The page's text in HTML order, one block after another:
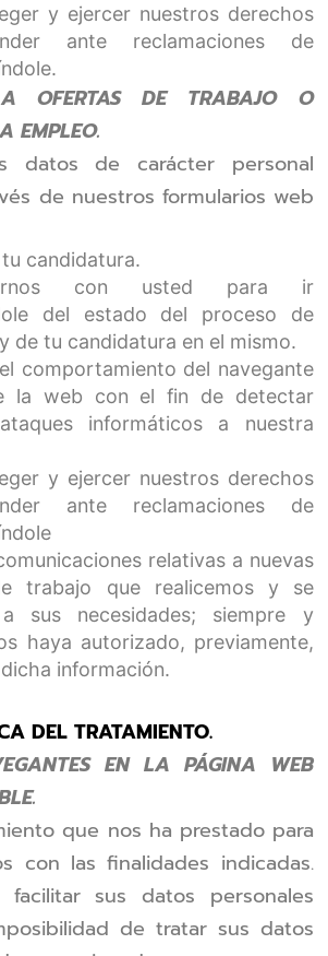
y ejercer nuestros derechos
ante reclamaciones de
A OFERTAS DE TRABAJO O
EMPLEO.
datos de carácter personal
de nuestros formularios web
candidatura.
con usted para ir
del estado del proceso de
de tu candidatura en el mismo.
comportamiento del navegante
la web con el fin de detectar
informáticos a nuestra
y ejercer nuestros derechos
ante reclamaciones de
relativas a nuevas
trabajo que realicemos y se
sus necesidades; siempre y
haya autorizado, previamente,
información.
DEL TRATAMIENTO.
EN LA PÁGINA WEB
que nos ha prestado para
con las finalidades indicadas.
sus datos personales
de tratar sus datos